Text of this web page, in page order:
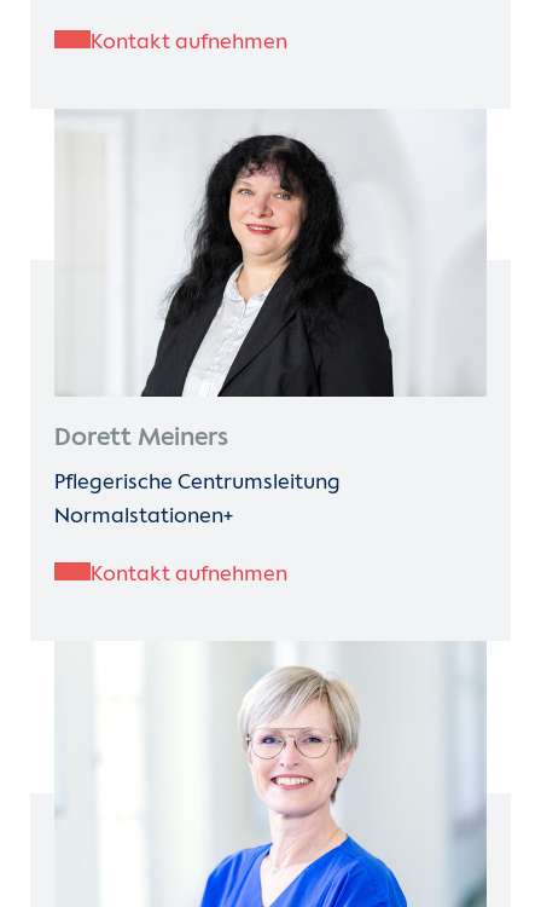
Kontakt aufnehmen
Dorett Meiners
Pflegerische Centrumsleitung
Normalstationen+
Kontakt aufnehmen